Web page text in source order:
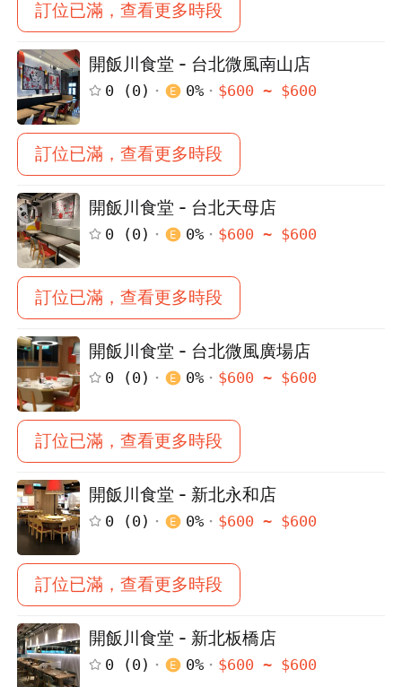
訂位已滿，查看更多時段
開飯川食堂 - 台北微風南山店
0 (0 ) 0% $600 ~ $600
訂位已滿，查看更多時段
開飯川食堂 - 台北天母店
0 (0 ) 0% $600 ~ $600
訂位已滿，查看更多時段
開飯川食堂 - 台北微風廣場店
0 (0 ) 0% $600 ~ $600
訂位已滿，查看更多時段
開飯川食堂 - 新北永和店
0 (0 ) 0% $600 ~ $600
訂位已滿，查看更多時段
開飯川食堂 - 新北板橋店
0 (0 ) 0% $600 ~ $600